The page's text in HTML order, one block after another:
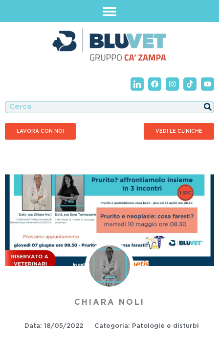
LAVORA CON NOI VEDI LE CLINICHE
CHIARA NOLI
Data: 18/05/2022 Categoria: Patologie e disturbi